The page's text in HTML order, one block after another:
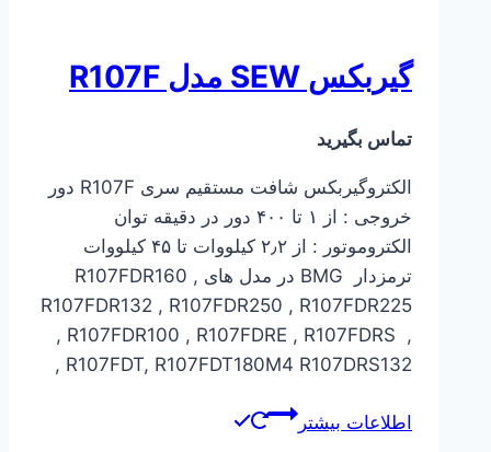
گیربکس SEW مدل R107F
تماس بگیرید
الکتروگیربکس شافت مستقیم سری R107F دور
خروجی : از ۱ تا ۴۰۰ دور در دقیقه توان
الکتروموتور : از ۲٫۲ کیلووات تا ۴۵ کیلووات
ترمزدار BMG در مدل های R107FDR160 ,
R107FDR132 , R107FDR250 , R107FDR225
, R107FDR100 , R107FDRE , R107FDRS ,
R107FDT, R107FDT180M4 R107DRS132 ,
اطلاعات بیشتر